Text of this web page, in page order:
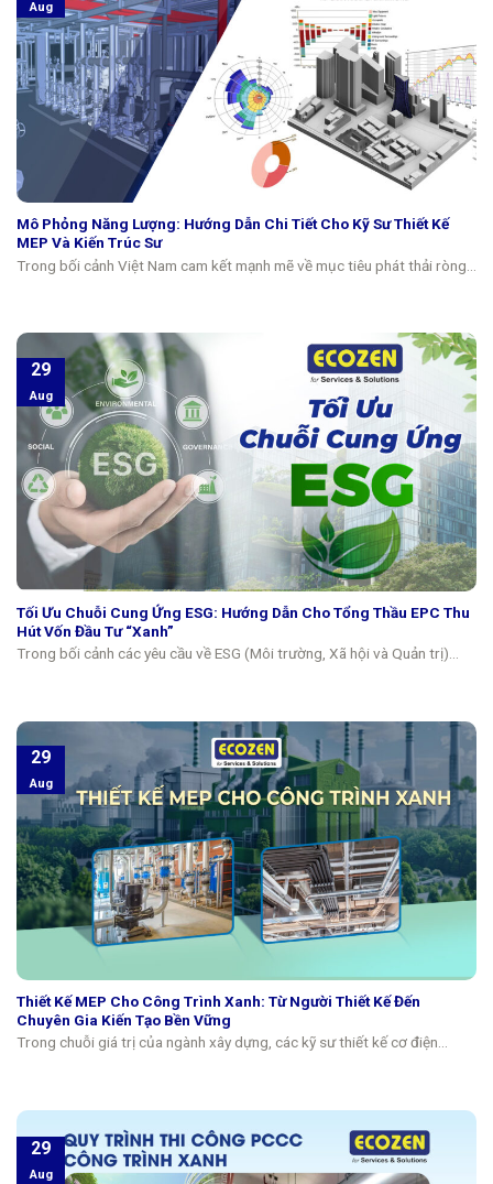
Mô Phỏng Năng Lượng: Hướng Dẫn Chi Tiết Cho Kỹ Sư Thiết Kế
MEP Và Kiến Trúc Sư
Trong bối cảnh Việt Nam cam kết mạnh mẽ về mục tiêu phát thải ròng...
Aug
Tối Ưu Chuỗi Cung Ứng ESG: Hướng Dẫn Cho Tổng Thầu EPC Thu
Hút Vốn Đầu Tư “Xanh”
Trong bối cảnh các yêu cầu về ESG (Môi trường, Xã hội và Quản trị)...
29
Aug
Thiết Kế MEP Cho Công Trình Xanh: Từ Người Thiết Kế Đến
Chuyên Gia Kiến Tạo Bền Vững
Trong chuỗi giá trị của ngành xây dựng, các kỹ sư thiết kế cơ điện...
29
Aug
29
Aug